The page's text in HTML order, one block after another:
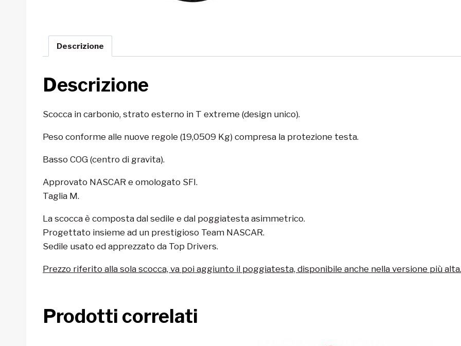
Descrizione
Descrizione
Scocca in carbonio, strato esterno in T extreme (design unico).
Peso conforme alle nuove regole (19,0509 Kg) compresa la protezione testa.
Basso COG (centro di gravita).
Approvato NASCAR e omologato SFI.
Taglia M.
La scocca è composta dal sedile e dal poggiatesta asimmetrico.
Progettato insieme ad un prestigioso Team NASCAR.
Sedile usato ed apprezzato da Top Drivers.
Prezzo riferito alla sola scocca, va poi aggiunto il poggiatesta, disponibile anche nella versione più alta.
Prodotti correlati